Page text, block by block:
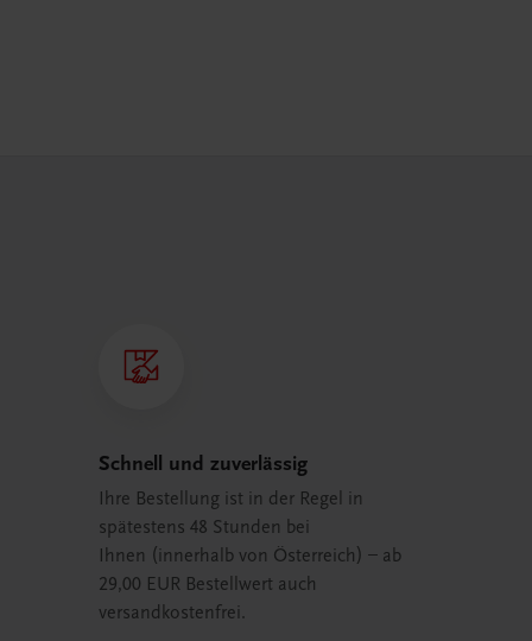
Schnell und zuverlässig
Ihre Bestellung ist in der Regel in
spätestens 48 Stunden bei
Ihnen (innerhalb von Österreich) – ab
29,00 EUR Bestellwert auch
versandkostenfrei.